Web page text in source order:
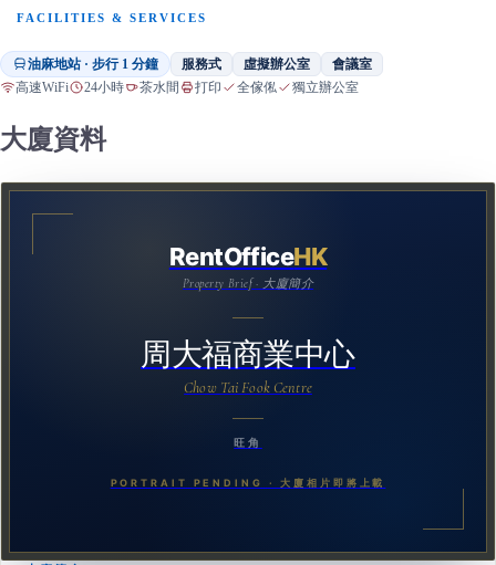
FACILITIES & SERVICES
油麻地站 · 步行 1 分鐘 服務式 虛擬辦公室 會議室
高速WiFi 24小時 茶水間 打印 全傢俬 獨立辦公室
大廈資料
RentOfficeHK
Property Brief · 大廈簡介
周大福商業中心
Chow Tai Fook Centre
旺角
PORTRAIT PENDING · 大廈相片即將上載